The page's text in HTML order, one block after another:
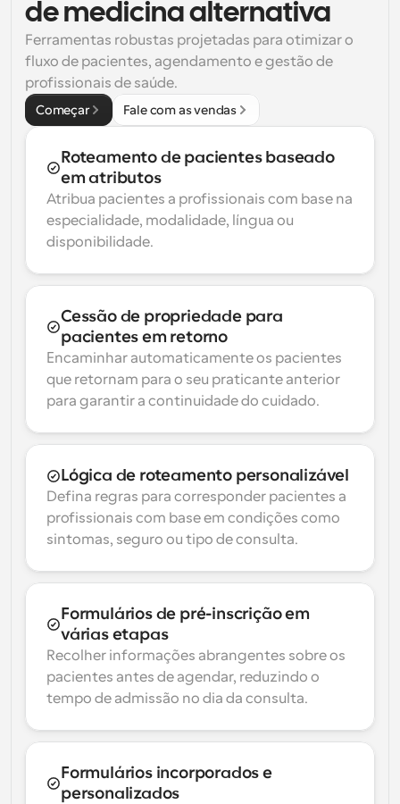
de medicina alternativa
Ferramentas robustas projetadas para otimizar o
fluxo de pacientes, agendamento e gestão de
profissionais de saúde.
Começar Fale com as vendas
Roteamento de pacientes baseado
em atributos
Atribua pacientes a profissionais com base na
especialidade, modalidade, língua ou
disponibilidade.
Cessão de propriedade para
pacientes em retorno
Encaminhar automaticamente os pacientes
que retornam para o seu praticante anterior
para garantir a continuidade do cuidado.
Lógica de roteamento personalizável
Defina regras para corresponder pacientes a
profissionais com base em condições como
sintomas, seguro ou tipo de consulta.
Formulários de pré-inscrição em
várias etapas
Recolher informações abrangentes sobre os
pacientes antes de agendar, reduzindo o
tempo de admissão no dia da consulta.
Formulários incorporados e
personalizados